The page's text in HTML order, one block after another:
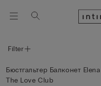
Filter
Бюстгальтер Балконет Elena
The Love Club